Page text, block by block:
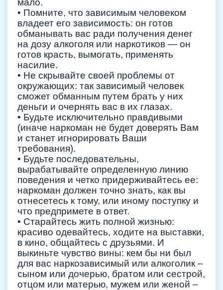
мало.
• Помните, что зависимым человеком
владеет его зависимость: он готов
обманывать вас ради получения денег
на дозу алкоголя или наркотиков — он
готов красть, вымогать, применять
насилие.
• Не скрывайте своей проблемы от
окружающих: так зависимый человек
сможет обманным путем брать у них
деньги и очернять вас в их глазах.
• Будьте исключительно правдивыми
(иначе наркоман не будет доверять Вам
и станет игнорировать Ваши
требования).
• Будьте последовательны,
вырабатывайте определенную линию
поведения и четко придерживайтесь ее:
наркоман должен точно знать, как вы
отнесетесь к тому, или иному поступку и
что предпримете в ответ.
• Старайтесь жить полной жизнью:
красиво одевайтесь, ходите на выставки,
в кино, общайтесь с друзьями. И
выкиньте чувство вины: кем бы ни был
для вас наркозависимый или алкоголик –
сыном или дочерью, братом или сестрой,
отцом или матерью, мужем или женой –